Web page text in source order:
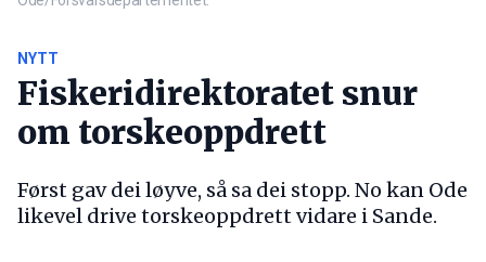
NYTT
Fiskeridirektoratet snur
om torskeoppdrett
Først gav dei løyve, så sa dei stopp. No kan Ode
likevel drive torskeoppdrett vidare i Sande.